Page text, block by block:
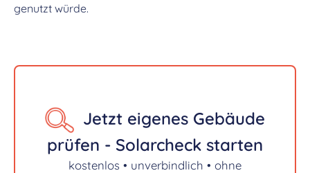
genutzt würde.
Jetzt eigenes Gebäude
prüfen - Solarcheck starten
kostenlos • unverbindlich • ohne